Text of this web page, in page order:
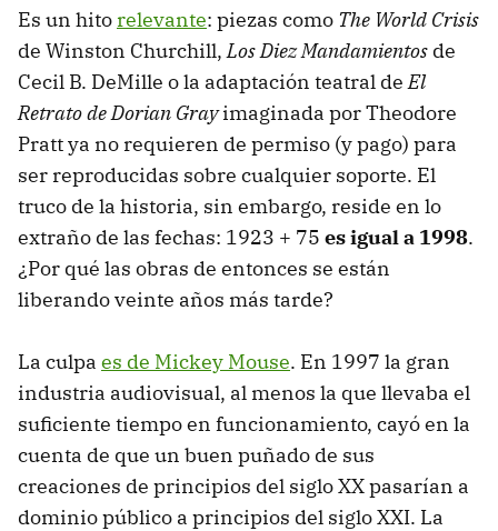
Es un hitorelevante: piezas como The World Crisis
de Winston Churchill, Los Diez Mandamientos de
Cecil B. DeMille o la adaptación teatral de El
Retrato de Dorian Grayimaginada por Theodore
Pratt ya no requieren de permiso (y pago) para
ser reproducidas sobre cualquier soporte. El
truco de la historia, sin embargo, reside en lo
extraño de las fechas: 1923 + 75 es igual a 1998.
¿Por qué las obras de entonces se están
liberando veinte años más tarde?
La culpa es de Mickey Mouse. En 1997 la gran
industria audiovisual, al menos la que llevaba el
suficiente tiempo en funcionamiento, cayó en la
cuenta de que un buen puñado de sus
creaciones de principios del siglo XX pasarían a
dominio público a principios del siglo XXI. La